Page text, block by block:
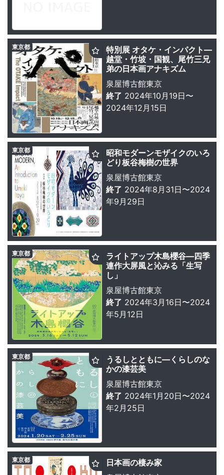
特別展 オタケ・インパクト―
越堂・竹坡・国観、尾竹三兄
弟の日本画アナキズム
泉屋博古館東京
終了 2024年10月19日〜
2024年12月15日
東京都
昭和モダーンモザイクのいろ
どり板谷梅樹の世界
泉屋博古館東京
終了 2024年8月31日〜2024
年9月29日
東京都
ライトアップ木島櫻谷—四季
連作大屏風と沁みる「生写
し」
泉屋博古館東京
終了 2024年3月16日〜2024
年5月12日
東京都
うるしとともに—くらしのな
かの漆芸美
泉屋博古館東京
終了 2024年1月20日〜2024
年2月25日
東京都
日本画の棲み家
東京都